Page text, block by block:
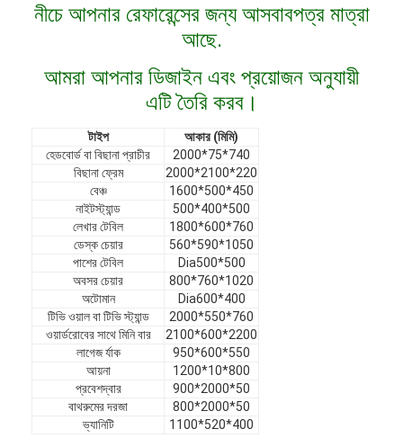
ভিডিও
ভিআর শো
আমাদের সম্পর্কে
কারখানা পরিদর্শন
গুণমান নিয়ন্ত্রণ
নীচে আপনার রেফারেন্সের জন্য আসবাবপত্র মাত্রা
আছে.
আমরা আপনার ডিজাইন এবং প্রয়োজন অনুযায়ী
এটি তৈরি করব।
টাইপ
আকার (মিমি)
হেডবোর্ড বা বিছানা প্রাচীর
2000*75*740
বিছানা ফ্রেম
2000*2100*220
বেঞ্চ
1600*500*450
নাইটস্ট্যান্ড
500*400*500
লেখার টেবিল
1800*600*760
ডেস্ক চেয়ার
560*590*1050
পাশের টেবিল
Dia500*500
অবসর চেয়ার
800*760*1020
অটোমান
Dia600*400
টিভি ওয়াল বা টিভি স্ট্যান্ড
2000*550*760
ওয়ার্ডরোবের সাথে মিনি বার
2100*600*2200
লাগেজ র্যাক
950*600*550
আয়না
1200*10*800
প্রবেশদ্বার
900*2000*50
বাথরুমের দরজা
800*2000*50
ভ্যানিটি
1100*520*400